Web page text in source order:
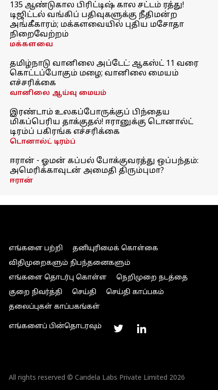
135 ஆண்டுகால பிரிட்டிஷ் கால சட்டம் ரத்து!
டிஜிட்டல் வங்கிப் பதிவுகளுக்கு நீதிமன்ற
அங்கீகாரம்; மக்களவையில் புதிய மசோதா
நிறைவேற்றம்
மக்களவை
தமிழ்நாடு வானிலை அப்டேட்: ஆகஸ்ட் 11 வரை
கொட்டப்போகும் மழை; வானிலை மையம்
எச்சரிக்கை
வானிலை ஆய்வு மையம்
இரண்டாம் உலகப்போருக்குப் பிந்தைய
மிகப்பெரிய தாக்குதல்! ஈரானுக்கு டொனால்ட்
டிரம்ப் பகிரங்க எச்சரிக்கை
டொனால்ட் டிரம்ப்
ஈரான் - ஓமன் கப்பல் போக்குவரத்து ஒப்பந்தம்:
அமெரிக்காவுடன் அமைதி திரும்புமா?
ஈரான்
எங்களை பற்றி
தனியுரிமைக் கொள்கை
விதிமுறைகளும் நிபந்தனைகளும்
எங்களை தொடர்பு கொள்ள
நெறிமுறை நடத்தை
குறை நிவர்த்தி
செய்தி
செய்தி காப்பகம்
தலைப்புகள் காப்பகங்கள்
எங்களைப் பின்தொடரவும்
All rights reserved © Candela Labs Private Limited 2026